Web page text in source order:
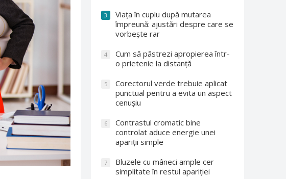
3
Viața în cuplu după mutarea
împreună: ajustări despre care se
vorbește rar
4
Cum să păstrezi apropierea într-
o prietenie la distanță
5
Corectorul verde trebuie aplicat
punctual pentru a evita un aspect
cenușiu
6
Contrastul cromatic bine
controlat aduce energie unei
apariții simple
7
Bluzele cu mâneci ample cer
simplitate în restul apariției